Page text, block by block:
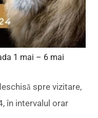
1 mai – 6 mai
spre vizitare,
în intervalul orar